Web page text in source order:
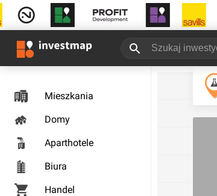
Mieszkania
Domy
Aparthotele
Biura
Handel